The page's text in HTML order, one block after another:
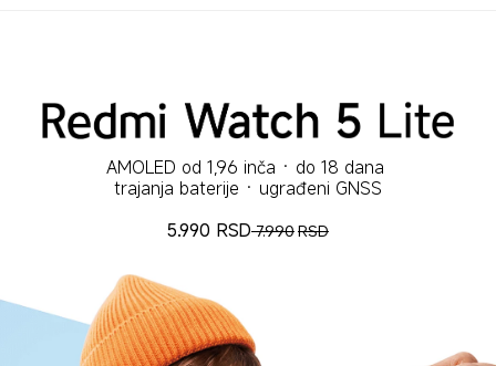
AMOLED od 1,96 inča · do 18 dana
trajanja baterije · ugrađeni GNSS
5.990 RSD 7.990RSD